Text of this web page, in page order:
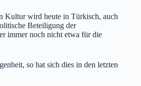
Kultur wird heute in Türkisch, auch
Beteiligung der
immer noch nicht etwa für die
so hat sich dies in den letzten